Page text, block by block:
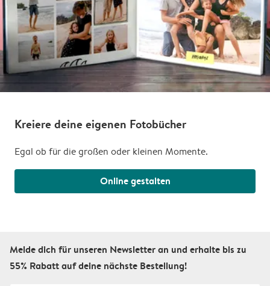
Kreiere deine eigenen Fotobücher
Egal ob für die großen oder kleinen Momente.
Online gestalten
Melde dich für unseren Newsletter an und erhalte bis zu
55% Rabatt auf deine nächste Bestellung!